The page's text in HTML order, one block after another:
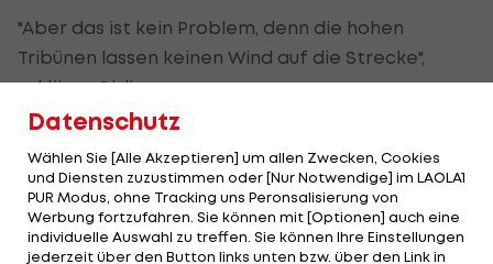
"Aber das ist kein Problem, denn die hohen
Tribünen lassen keinen Wind auf die Strecke",
erklärte Oblinger.
Die schnellere der beiden Zeiten zählte, 15 der 22
Athleten zogen ins Halbfinale ein, stärkster war
der Deutsche Hannes Aigner mit 83,49 Sekunden.
Oblinger hatte 5,32 Sekunden Rückstand.
Datenschutz
Wählen Sie [Alle Akzeptieren] um allen Zwecken, Cookies
und Diensten zuzustimmen oder [Nur Notwendige] im LAOLA1
PUR Modus, ohne Tracking uns Peronsalisierung von
Werbung fortzufahren. Sie können mit [Optionen] auch eine
individuelle Auswahl zu treffen. Sie können Ihre Einstellungen
jederzeit über den Button links unten bzw. über den Link in